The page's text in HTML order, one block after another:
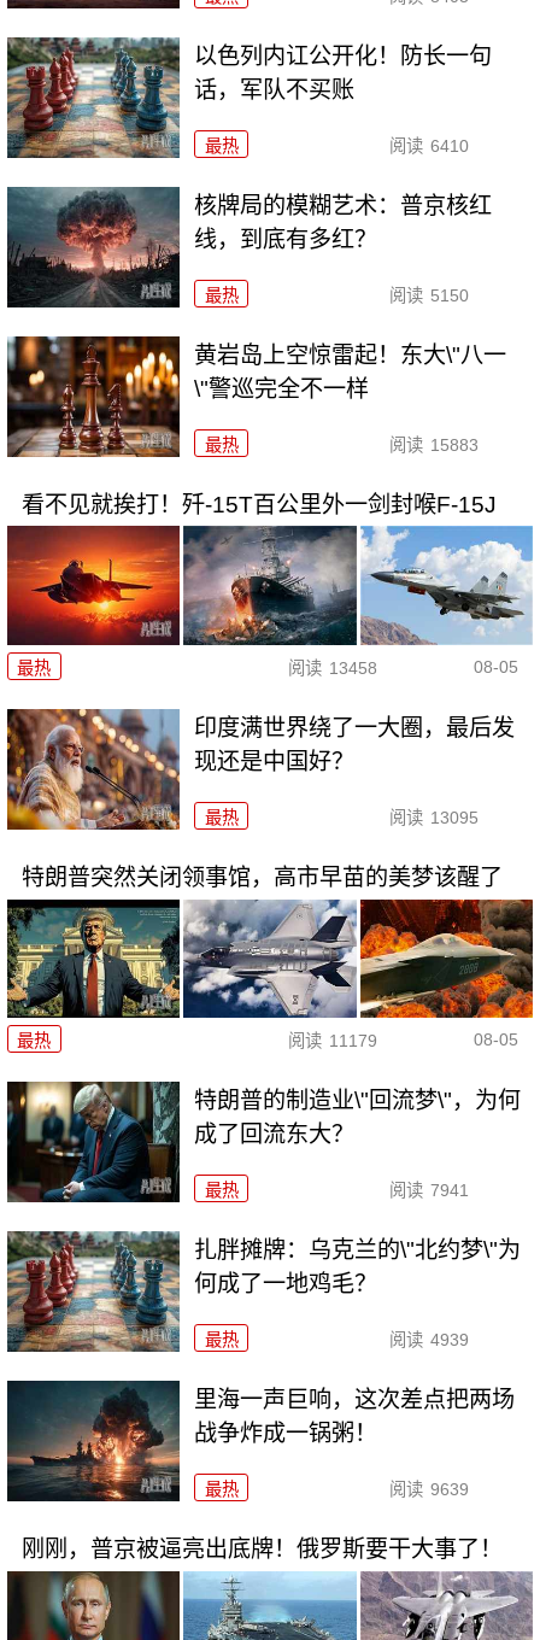
以色列内讧公开化！防长一句
话，军队不买账
最热 阅读 6410
核牌局的模糊艺术：普京核红
线，到底有多红？
最热 阅读 5150
黄岩岛上空惊雷起！东大\"八一
\"警巡完全不一样
最热 阅读 15883
看不见就挨打！歼-15T百公里外一剑封喉F-15J
最热 阅读 13458 08-05
印度满世界绕了一大圈，最后发
现还是中国好？
最热 阅读 13095
特朗普突然关闭领事馆，高市早苗的美梦该醒了
最热 阅读 11179 08-05
特朗普的制造业\"回流梦\"，为何
成了回流东大？
最热 阅读 7941
扎胖摊牌：乌克兰的\"北约梦\"为
何成了一地鸡毛？
最热 阅读 4939
里海一声巨响，这次差点把两场
战争炸成一锅粥！
最热 阅读 9639
刚刚，普京被逼亮出底牌！俄罗斯要干大事了！